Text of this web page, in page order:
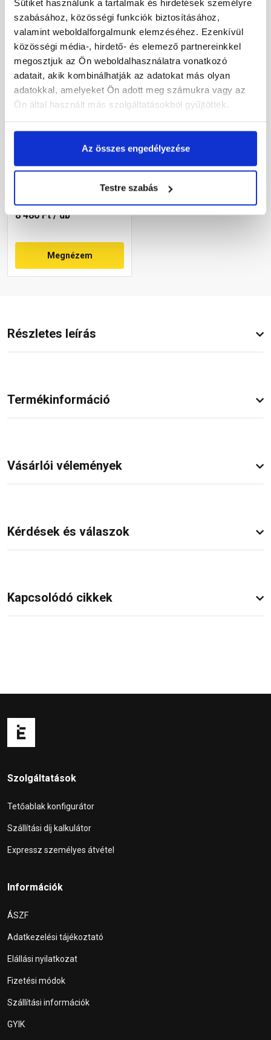
Sütiket használunk a tartalmak és hirdetések személyre
szabásához, közösségi funkciók biztosításához,
valamint weboldalforgalmunk elemzéséhez. Ezenkívül
közösségi média-, hirdető- és elemező partnereinkkel
megosztjuk az Ön weboldalhasználatra vonatkozó
adatait, akik kombinálhatják az adatokat más olyan
adatokkal, amelyeket Ön adott meg számukra vagy az
Ön által használt más szolgáltatásokból gyűjtöttek.
Az összes engedélyezése
Testre szabás
füstgázkivezető feltét
8 480 Ft/ db
Megnézem
Részletes leírás
Termékinformáció
Vásárlói vélemények
Kérdések és válaszok
Kapcsolódó cikkek
Szolgáltatások
Tetőablak konfigurátor
Szállítási díj kalkulátor
Expressz személyes átvétel
Információk
ÁSZF
Adatkezelési tájékoztató
Elállási nyilatkozat
Fizetési módok
Szállítási információk
GYIK